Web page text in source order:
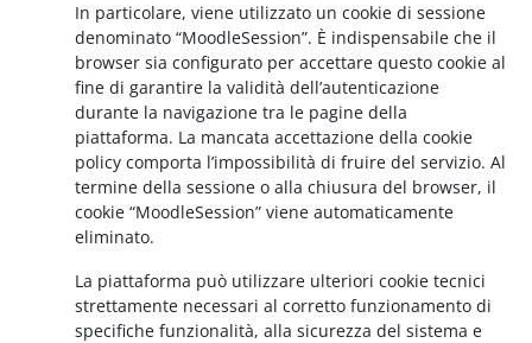
In particolare, viene utilizzato un cookie di sessione
denominato “MoodleSession”. È indispensabile che il
browser sia configurato per accettare questo cookie al
fine di garantire la validità dell’autenticazione
durante la navigazione tra le pagine della
piattaforma. La mancata accettazione della cookie
policy comporta l’impossibilità di fruire del servizio. Al
termine della sessione o alla chiusura del browser, il
cookie “MoodleSession” viene automaticamente
eliminato.
La piattaforma può utilizzare ulteriori cookie tecnici
strettamente necessari al corretto funzionamento di
specifiche funzionalità, alla sicurezza del sistema e